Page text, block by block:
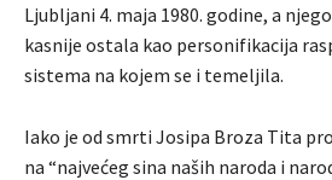
Ljubljani 4. maja 1980. godine, a
kasnije ostala kao personifikacija
sistema na kojem se i temeljila.
Iako je od smrti Josipa Broza Tita
na “najvećeg sina naših naroda i